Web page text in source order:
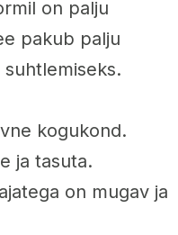
on palju
pakub palju
kogukond.
ja tasuta.
on mugav ja